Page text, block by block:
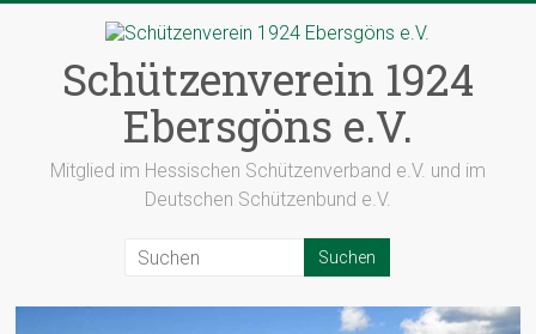
springenSchützenverein 1924
Ebersgöns e.V.
Mitglied im Hessischen Schützenverband e.V. und im
Deutschen Schützenbund e.V.